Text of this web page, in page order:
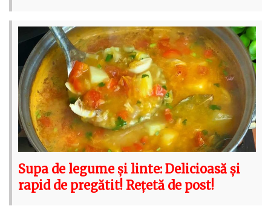
Supa de legume și linte: Delicioasă și
rapid de pregătit! Rețetă de post!